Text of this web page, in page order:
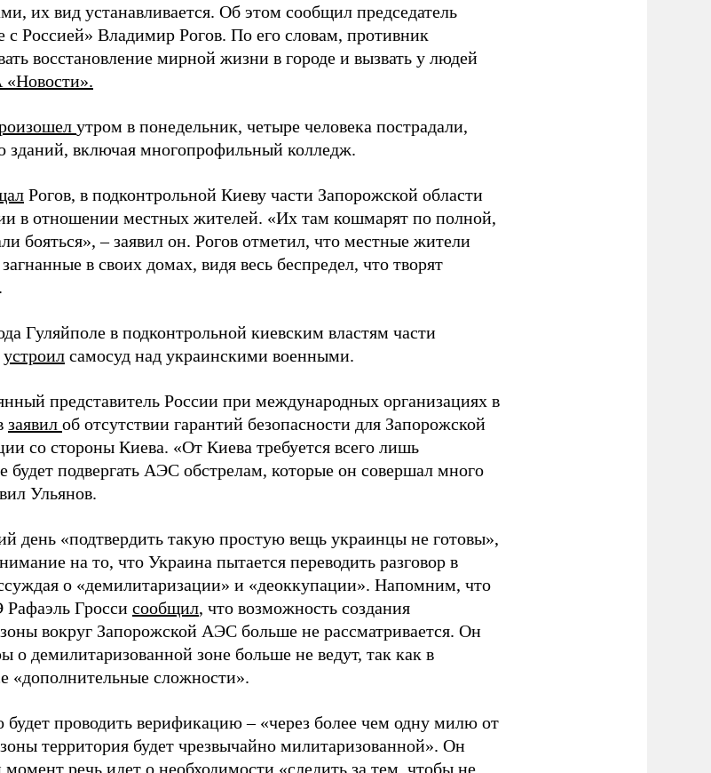
их вид устанавливается. Об этом сообщил председатель
Россией» Владимир Рогов. По его словам, противник
восстановление мирной жизни в городе и вызвать у людей
утром в понедельник, четыре человека пострадали,
зданий, включая многопрофильный колледж.
Рогов, в подконтрольной Киеву части Запорожской области
в отношении местных жителей. «Их там кошмарят по полной,
бояться», – заявил он. Рогов отметил, что местные жители
в своих домах, видя весь беспредел, что творят
Гуляйполе в подконтрольной киевским властям части
устроил самосуд над украинскими военными.
представитель России при международных организациях в
заявил об отсутствии гарантий безопасности для Запорожской
со стороны Киева. «От Киева требуется всего лишь
будет подвергать АЭС обстрелам, которые он совершал много
Ульянов.
день «подтвердить такую простую вещь украинцы не готовы»,
на то, что Украина пытается переводить разговор в
о «демилитаризации» и «деоккупации». Напомним, что
Гросси сообщил, что возможность создания
вокруг Запорожской АЭС больше не рассматривается. Он
о демилитаризованной зоне больше не ведут, так как в
сложности».
будет проводить верификацию – «через более чем одну милю от
территория будет чрезвычайно милитаризованной». Он
речь идет о необходимости «следить за тем, чтобы не